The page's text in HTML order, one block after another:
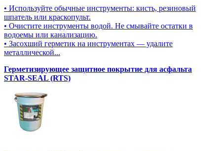
• Используйте обычные инструменты: кисть, резиновый
шпатель или краскопульт.
• Очистите инструменты водой. Не смывайте остатки в
водоемы или канализацию.
• Засохший герметик на инструментах — удалите
металлической...
Герметизирующее защитное покрытие для асфальта
STAR-SEAL (RTS)